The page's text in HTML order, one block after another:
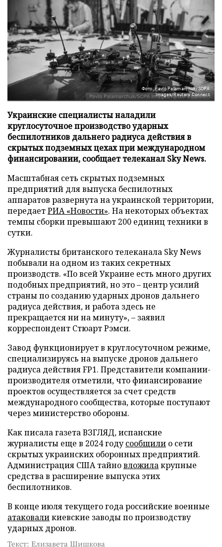
Фото: Pavlo Palamarchuk/SOPA
Images/Reuters Connect
Украинские специалисты наладили
круглосуточное производство ударных
беспилотников дальнего радиуса действия в
скрытых подземных цехах при международном
финансировании, сообщает телеканал Sky News.
Масштабная сеть скрытых подземных
предприятий для выпуска беспилотных
аппаратов развернута на украинской территории,
передаетРИА «Новости». На некоторых объектах
темпы сборки превышают 200 единиц техники в
сутки.
Журналисты британского телеканала Sky News
побывали на одном из таких секретных
производств. «По всей Украине есть много других
подобных предприятий, но это – центр усилий
страны по созданию ударных дронов дальнего
радиуса действия, и работа здесь не
прекращается ни на минуту», – заявил
корреспондент Стюарт Рэмси.
Завод функционирует в круглосуточном режиме,
специализируясь на выпуске дронов дальнего
радиуса действия FP1. Представители компании-
производителя отметили, что финансирование
проектов осуществляется за счет средств
международного сообщества, которые поступают
через министерство обороны.
Как писала газета ВЗГЛЯД, испанские
журналисты еще в 2024 годусообщили о сети
скрытых украинских оборонных предприятий.
Администрация США тайновложилакрупные
средства в расширение выпуска этих
беспилотников.
В конце июля текущего года российские военные
атаковаликиевские заводы по производству
ударных дронов.
Текст: Елизавета Шишкова